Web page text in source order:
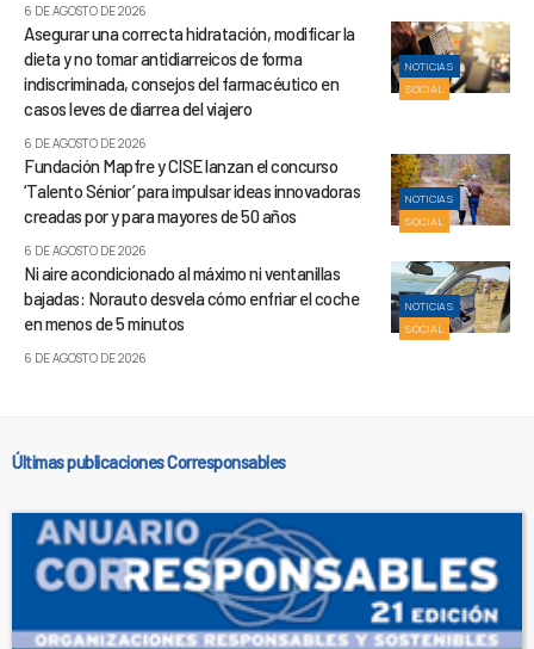
6 DE AGOSTO DE 2026
NOTICIAS
SOCIAL
Asegurar una correcta hidratación, modificar la
dieta y no tomar antidiarreicos de forma
indiscriminada, consejos del farmacéutico en
casos leves de diarrea del viajero
6 DE AGOSTO DE 2026
NOTICIAS
SOCIAL
Fundación Mapfre y CISE lanzan el concurso
‘Talento Sénior’ para impulsar ideas innovadoras
creadas por y para mayores de 50 años
6 DE AGOSTO DE 2026
NOTICIAS
SOCIAL
Ni aire acondicionado al máximo ni ventanillas
bajadas: Norauto desvela cómo enfriar el coche
en menos de 5 minutos
6 DE AGOSTO DE 2026
Últimas publicaciones Corresponsables